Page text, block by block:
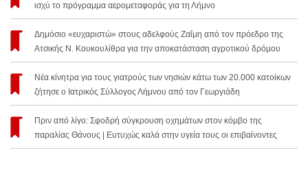
ισχύ το πρόγραμμα αερομεταφοράς για τη Λήμνο
Δημόσιο «ευχαριστώ» στους αδελφούς Ζαΐμη από τον πρόεδρο της
Ατσικής Ν. Κουκουλίθρα για την αποκατάσταση αγροτικού δρόμου
Νέα κίνητρα για τους γιατρούς των νησιών κάτω των 20.000 κατοίκων
ζήτησε ο Ιατρικός Σύλλογος Λήμνου από τον Γεωργιάδη
Πριν από λίγο: Σφοδρή σύγκρουση οχημάτων στον κόμβο της
παραλίας Θάνους | Ευτυχώς καλά στην υγεία τους οι επιβαίνοντες